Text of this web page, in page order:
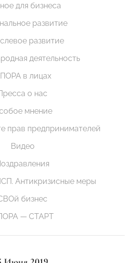
для бизнеса
развитие
развитие
деятельность
в лицах
о нас
мнение
прав предпринимателей
Видео
Антикризисные меры
бизнес
— СТАРТ